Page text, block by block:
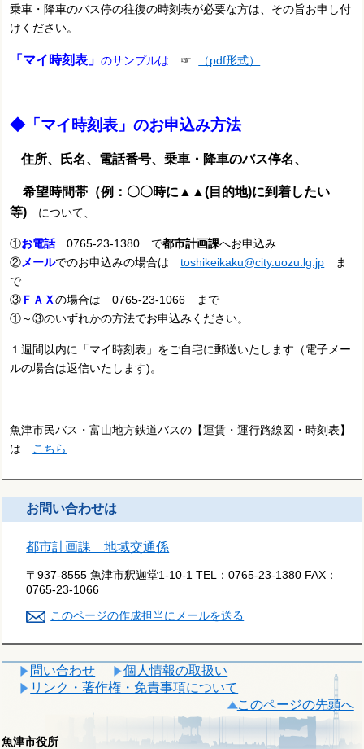
乗車・降車のバス停の往復の時刻表が必要な方は、その旨お申し付
けください。
「マイ時刻表」のサンプルは ☞ （pdf形式）
◆「マイ時刻表」のお申込み方法
住所、氏名、電話番号、乗車・降車のバス停名、
希望時間帯（例：〇〇時に▲▲(目的地)に到着したい
等) について、
①お電話0765-23-1380 で都市計画課へお申込み
②メールでのお申込みの場合はtoshikeikaku@city.uozu.lg.jp ま
で
③ ＦＡＸの場合は 0765-23-1066 まで
①～③のいずれかの方法でお申込みください。
１週間以内に「マイ時刻表」をご自宅に郵送いたします （電子メー
ルの場合は返信いたします)。
魚津市民バス・富山地方鉄道バスの【運賃・運行路線図・時刻表】
は こちら
お問い合わせは
都市計画課 地域交通係
〒937-8555 魚津市釈迦堂1-10-1 TEL：0765-23-1380 FAX：
0765-23-1066
このページの作成担当にメールを送る
問い合わせ
個人情報の取扱い
リンク・著作権・免責事項について
このページの先頭へ
魚津市役所